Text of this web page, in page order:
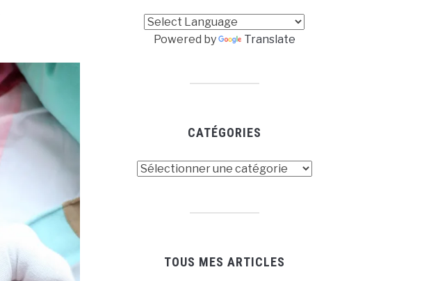
Powered by Translate
CATÉGORIES
Catégories
TOUS MES ARTICLES